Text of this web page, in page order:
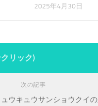
2025年4月30日
リック)
次の記事
ウキュウサンショウクイ